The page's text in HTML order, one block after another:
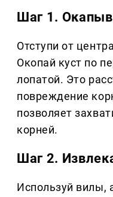
Шаг 1.
Отступи от
Окопай куст по
лопатой. Это
повреждение
позволяет
корней.
Шаг 2.
Используй вилы,